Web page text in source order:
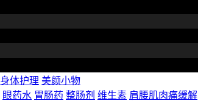
身体护理 美颜小物
眼药水 胃肠药 整肠剂 维生素 肩腰肌肉痛缓解